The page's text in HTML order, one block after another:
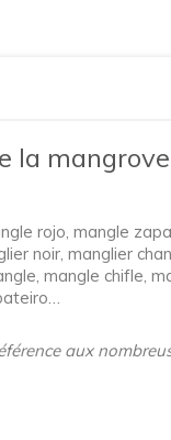
la mangrove
rojo, mangle
noir, manglier
mangle chifle,
aux